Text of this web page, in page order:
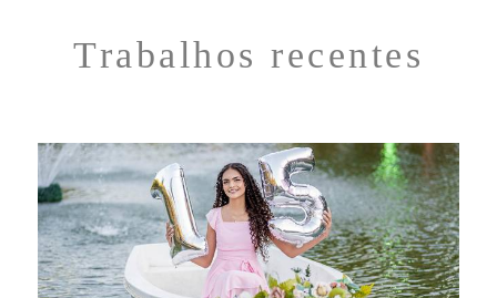
Trabalhos recentes